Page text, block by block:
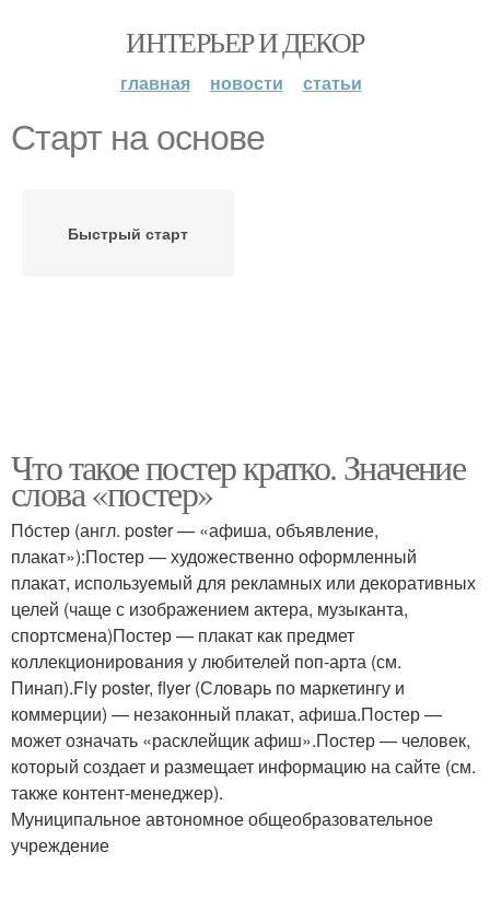
ИНТЕРЬЕР И ДЕКОР
главная новости статьи
Старт на основе
Быстрый старт
Что такое постер кратко. Значение
слова «постер»
По́стер (англ. poster — «афиша, объявление,
плакат»):Постер — художественно оформленный
плакат, используемый для рекламных или декоративных
целей (чаще с изображением актера, музыканта,
спортсмена)Постер — плакат как предмет
коллекционирования у любителей поп-арта (см.
Пинап).Fly poster, flyer (Словарь по маркетингу и
коммерции) — незаконный плакат, афиша.Постер —
может означать «расклейщик афиш».Постер — человек,
который создает и размещает информацию на сайте (см.
также контент-менеджер).
Муниципальное автономное общеобразовательное
учреждение